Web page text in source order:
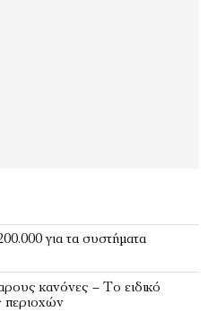
για τα συστήματα
κανόνες – Το ειδικό
περιοχών